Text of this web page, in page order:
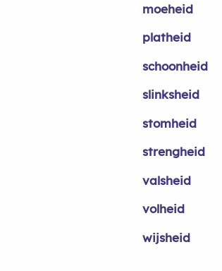
moeheid
platheid
schoonheid
slinksheid
stomheid
strengheid
valsheid
volheid
wijsheid